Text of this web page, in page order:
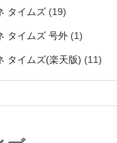
タイムズ(19)
タイムズ 号外(1)
タイムズ(楽天版) (11)